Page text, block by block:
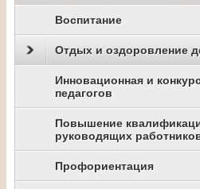
Воспитание
Отдых и оздоровление
Инновационная и
педагогов
Повышение
руководящих
Профориентация